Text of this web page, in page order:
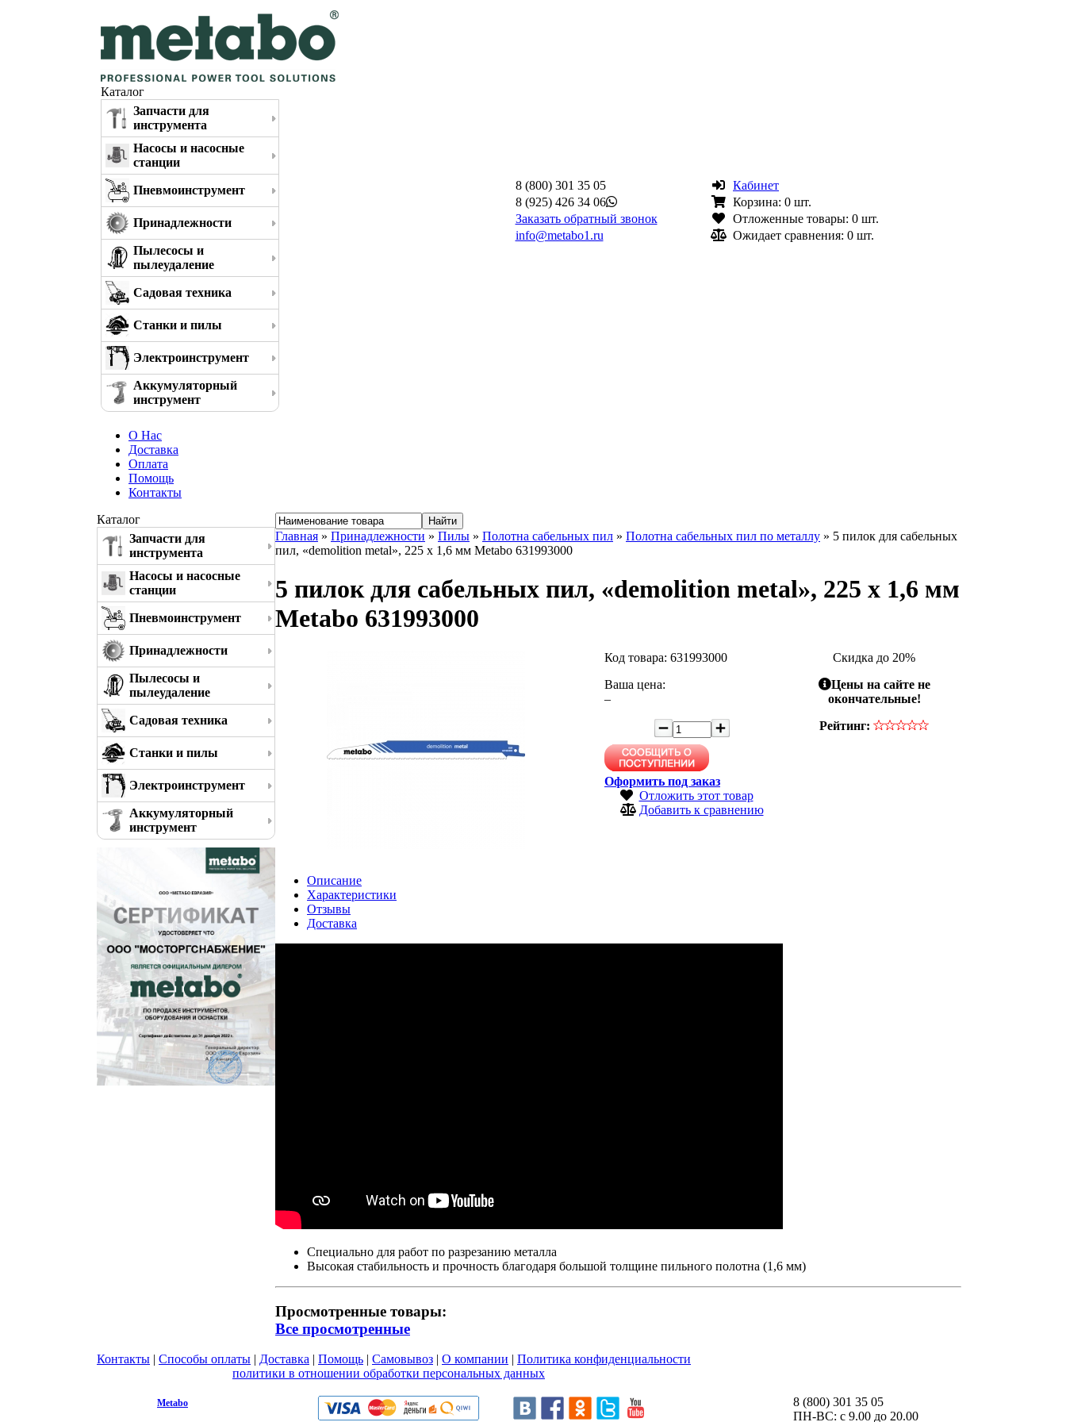
Каталог
Запчасти для
инструмента
Насосы и насосные
станции
Пневмоинструмент
Принадлежности
Пылесосы и
пылеудаление
Садовая техника
Станки и пилы
Электроинструмент
Аккумуляторный
инструмент
8 (800) 301 35 05
8 (925) 426 34 06
Заказать обратный звонок
info@metabo1.ru
Кабинет
Корзина: 0 шт.
Отложенные товары: 0 шт.
Ожидает сравнения: 0 шт.
О Нас
Доставка
Оплата
Помощь
Контакты
Каталог
Запчасти для
инструмента
Насосы и насосные
станции
Пневмоинструмент
Принадлежности
Пылесосы и
пылеудаление
Садовая техника
Станки и пилы
Электроинструмент
Аккумуляторный
инструмент
Главная » Принадлежности » Пилы » Полотна сабельных пил » Полотна сабельных пил по металлу » 5 пилок для сабельных
пил, «demolition metal», 225 x 1,6 мм Metabo 631993000
5 пилок для сабельных пил, «demolition metal», 225 x 1,6 мм
Metabo 631993000
Код товара: 631993000
Ваша цена:
–
Оформить под заказ
Отложить этот товар
Добавить к сравнению
Скидка до 20%
Цены на сайте не
окончательные!
Рейтинг:
Описание
Характеристики
Отзывы
Доставка
Специально для работ по разрезанию металла
Высокая стабильность и прочность благодаря большой толщине пильного полотна (1,6 мм)
Просмотренные товары:
Все просмотренные
Контакты | Способы оплаты | Доставка | Помощь | Самовывоз | О компании | Политика конфиденциальности
политики в отношении обработки персональных данных
Metabo
8 (800) 301 35 05
ПН-ВС: с 9.00 до 20.00